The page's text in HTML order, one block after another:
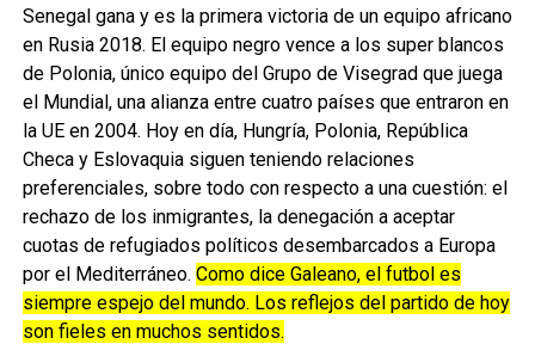
Senegal gana y es la primera victoria de un equipo africano
en Rusia 2018. El equipo negro vence a los super blancos
de Polonia, único equipo del Grupo de Visegrad que juega
el Mundial, una alianza entre cuatro países que entraron en
la UE en 2004. Hoy en día, Hungría, Polonia, República
Checa y Eslovaquia siguen teniendo relaciones
preferenciales, sobre todo con respecto a una cuestión: el
rechazo de los inmigrantes, la denegación a aceptar
cuotas de refugiados políticos desembarcados a Europa
por el Mediterráneo. Como dice Galeano, el futbol es
siempre espejo del mundo. Los reflejos del partido de hoy
son fieles en muchos sentidos.